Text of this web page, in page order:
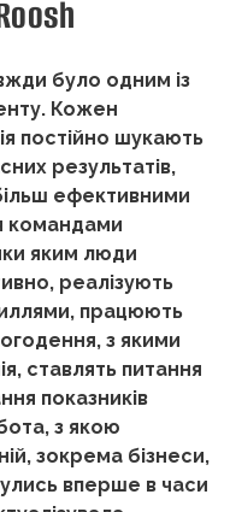
було одним із
Кожен
постійно шукають
результатів,
ефективними
командами
яким люди
реалізують
працюють
з якими
ставлять питання
показників
з якою
зокрема бізнеси,
вперше в часи